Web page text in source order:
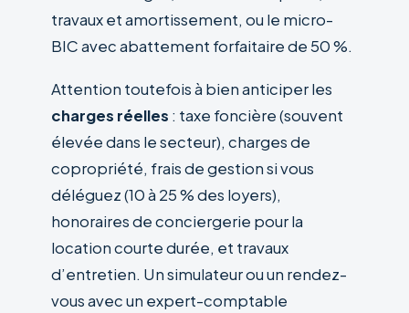
travaux et amortissement, ou le micro-
BIC avec abattement forfaitaire de 50 %.
Attention toutefois à bien anticiper les
charges réelles : taxe foncière (souvent
élevée dans le secteur), charges de
copropriété, frais de gestion si vous
déléguez (10 à 25 % des loyers),
honoraires de conciergerie pour la
location courte durée, et travaux
d’entretien. Un simulateur ou un rendez-
vous avec un expert-comptable